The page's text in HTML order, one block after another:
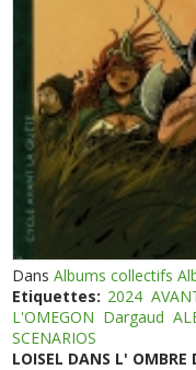
DansAlbums collectifs
Etiquettes: 2024
L'OMEGON Dargaud
SCENARIOS
LOISEL DANS L' OMBRE